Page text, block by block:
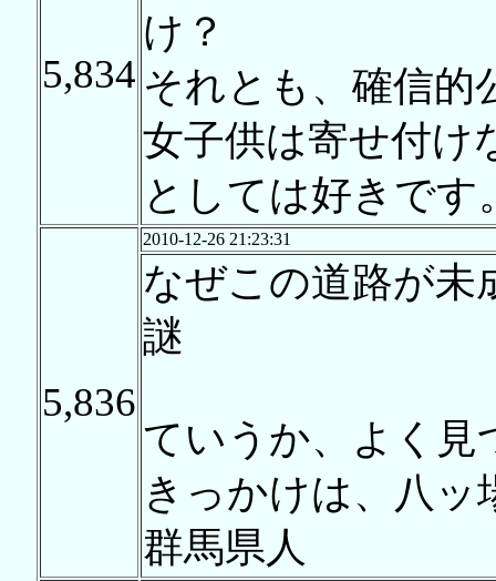
5,834
け？
それとも、確信的
女子供は寄せ付け
としては好きです
5,836
2010-12-26 21:23:31
なぜこの道路が未
謎
ていうか、よく見
きっかけは、
群馬県人